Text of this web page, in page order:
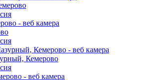
Кемерово